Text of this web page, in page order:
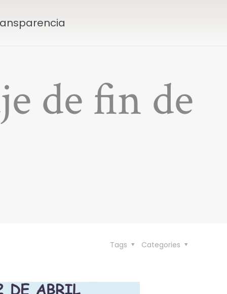
de fin de
Categories
Tags